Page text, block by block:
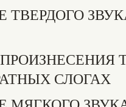
ТВЕРДОГО
СЛОГАХ